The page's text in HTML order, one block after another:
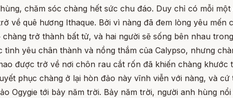
chăm sóc chàng hết sức chu đáo. Duy chỉ có mỗi
về quê hương Ithaque. Bởi vì nàng đã đem lòng yêu
trở thành bất tử, và hai người sẽ sống bên nhau
yêu chân thành và nồng thắm của Calypso, nhưng
được trở về nơi chôn rau cắt rốn đã khiến chàng khước
phục chàng ở lại hòn đảo này vĩnh viễn với nàng, và
Ogygie tới bảy năm trời. Bảy năm trời, người anh hùng